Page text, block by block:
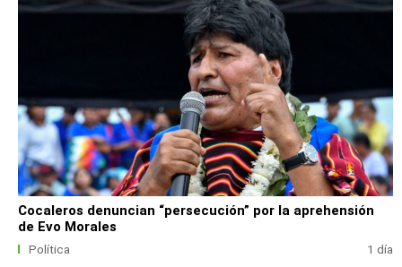
Cocaleros denuncian “persecución” por la aprehensión
de Evo Morales
Política 1 día